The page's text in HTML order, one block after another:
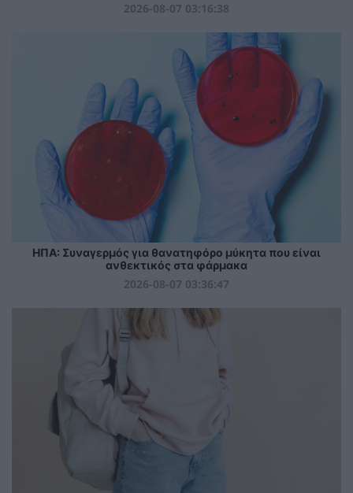
2026-08-07 03:16:38
ΗΠΑ: Συναγερμός για θανατηφόρο μύκητα που είναι
ανθεκτικός στα φάρμακα
2026-08-07 03:36:47